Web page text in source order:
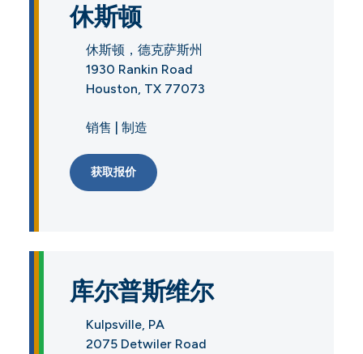
休斯顿
休斯顿，德克萨斯州
1930 Rankin Road
Houston, TX 77073
销售 | 制造
获取报价
库尔普斯维尔
Kulpsville, PA
2075 Detwiler Road